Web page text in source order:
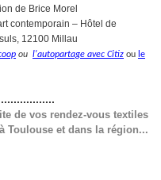
de Brice Morel
contemporain – Hôtel de
12100 Millau
ou l'autopartage avec Citiz ou le
de vos rendez-vous textiles
à Toulouse et dans la région...